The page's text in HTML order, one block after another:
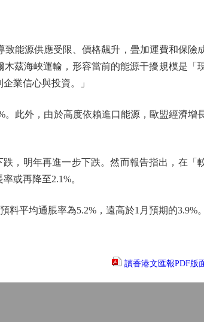
能源供應受限、價格飆升，疊加運費和保險
茲海峽運輸，形容當前的能源干擾規模是「
業信心與投資。」
此外，由於高度依賴進口能源，歐盟經濟增
，明年再進一步下跌。然而報告指出，在「
或再降至2.1%。
平均通脹率為5.2%，遠高於1月預期的3.9%。
讀香港文匯報PDF版